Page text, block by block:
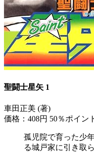
聖闘士星矢 1
車田正美 (著)
価格：408円 50％ポイン
孤児院で育った少
る城戸家に引き取